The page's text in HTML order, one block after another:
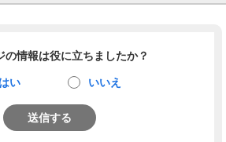
の情報は役に立ちましたか？
はい いいえ
送信する